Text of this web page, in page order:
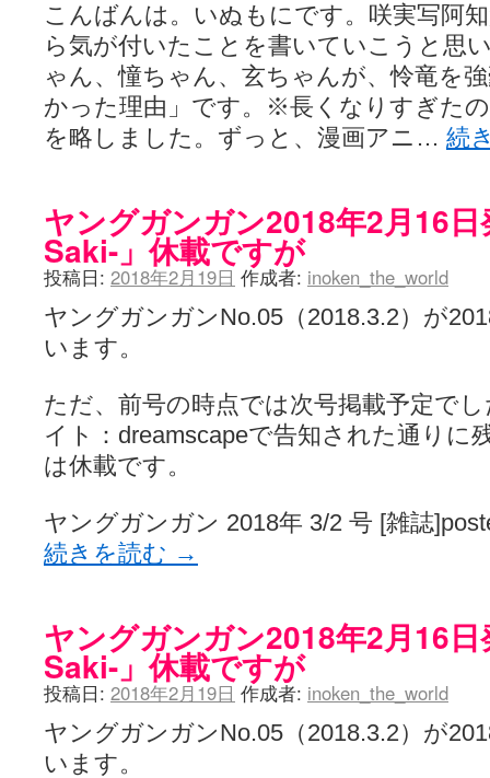
こんばんは。いぬもにです。咲実写阿
ら気が付いたことを書いていこうと思
ゃん、憧ちゃん、玄ちゃんが、怜竜を
かった理由」です。※長くなりすぎた
を略しました。ずっと、漫画アニ… 続
ヤングガンガン2018年2月16
Saki-」休載ですが
投稿日: 2018年2月19日 作成者: inoken_the_world
ヤングガンガンNo.05（2018.3.2）が
います。
ただ、前号の時点では次号掲載予定で
イト：dreamscapeで告知された通りに
は休載です。
ヤングガンガン 2018年 3/2 号 [雑誌
続きを読む →
ヤングガンガン2018年2月16
Saki-」休載ですが
投稿日: 2018年2月19日 作成者: inoken_the_world
ヤングガンガンNo.05（2018.3.2）が
います。